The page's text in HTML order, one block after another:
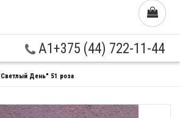
A1+375 (44) 722-11-44
День" 51 роза